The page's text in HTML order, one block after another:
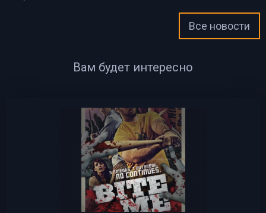
Все новости
Вам будет интересно